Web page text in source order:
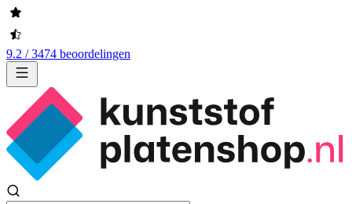
9.2 / 3474 beoordelingen